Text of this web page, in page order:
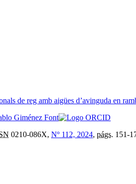
de reg amb aigües d’avinguda en
Giménez Font
0210-086X, Nº 112, 2024, págs. 151-